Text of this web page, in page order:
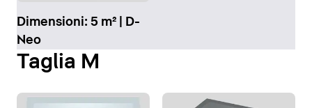
Dimensioni: 5 m² | D-
Neo
Taglia M